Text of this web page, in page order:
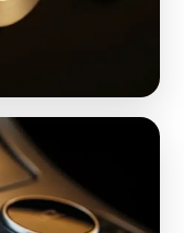
דלתות ומנעולים
פתיחה והחלפה ללא נזק